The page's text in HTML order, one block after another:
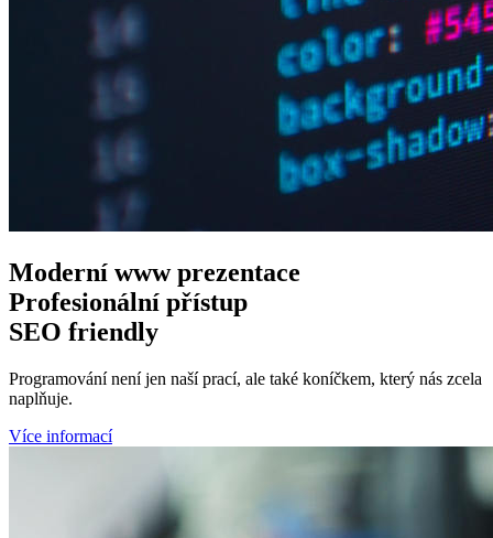
Moderní wwwprezentace
Profesionální přístup
SEO friendly
Programování není jen naší prací, ale také koníčkem, který nás zcela
naplňuje.
Více informací